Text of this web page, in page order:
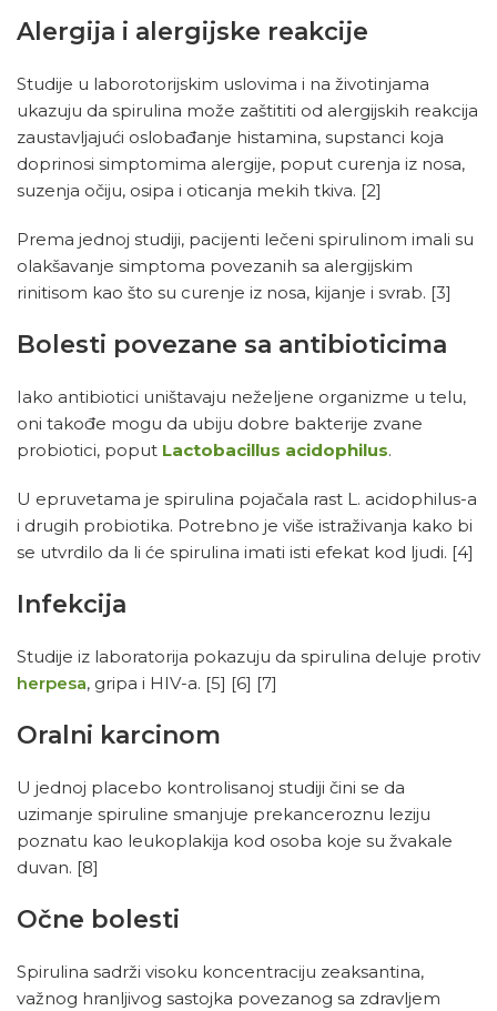
Alergija i alergijske reakcije
Studije u laborotorijskim uslovima i na životinjama
ukazuju da spirulina može zaštititi od alergijskih reakcija
zaustavljajući oslobađanje histamina, supstanci koja
doprinosi simptomima alergije, poput curenja iz nosa,
suzenja očiju, osipa i oticanja mekih tkiva. [2]
Prema jednoj studiji, pacijenti lečeni spirulinom imali su
olakšavanje simptoma povezanih sa alergijskim
rinitisom kao što su curenje iz nosa, kijanje i svrab. [3]
Bolesti povezane sa antibioticima
Iako antibiotici uništavaju neželjene organizme u telu,
oni takođe mogu da ubiju dobre bakterije zvane
probiotici, poput Lactobacillus acidophilus.
U epruvetama je spirulina pojačala rast L. acidophilus-a
i drugih probiotika. Potrebno je više istraživanja kako bi
se utvrdilo da li će spirulina imati isti efekat kod ljudi. [4]
Infekcija
Studije iz laboratorija pokazuju da spirulina deluje protiv
herpesa, gripa i HIV-a. [5] [6] [7]
Oralni karcinom
U jednoj placebo kontrolisanoj studiji čini se da
uzimanje spiruline smanjuje prekanceroznu leziju
poznatu kao leukoplakija kod osoba koje su žvakale
duvan. [8]
Očne bolesti
Spirulina sadrži visoku koncentraciju zeaksantina,
važnog hranljivog sastojka povezanog sa zdravljem